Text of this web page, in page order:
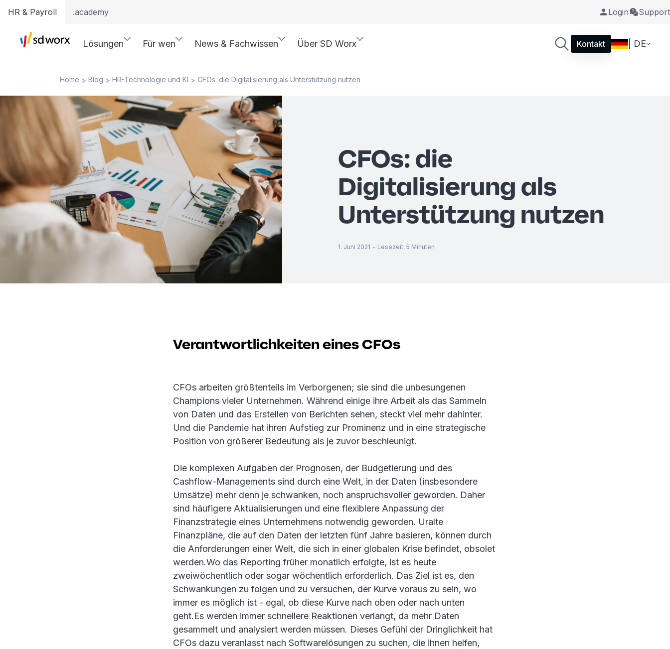
HR & Payroll .academy Login Support
Lösungen Für wen News & Fachwissen Über SD Worx Kontakt | DE
Home > Blog > HR-Technologie und KI > CFOs: die Digitalisierung als Unterstützung nutzen
CFOs: die
Digitalisierung als
Unterstützung nutzen
1. Juni 2021 - Lesezeit: 5 Minuten
Verantwortlichkeiten eines CFOs
CFOs arbeiten größtenteils im Verborgenen; sie sind die unbesungenen
Champions vieler Unternehmen. Während einige ihre Arbeit als das Sammeln
von Daten und das Erstellen von Berichten sehen, steckt viel mehr dahinter.
Und die Pandemie hat ihren Aufstieg zur Prominenz und in eine strategische
Position von größerer Bedeutung als je zuvor beschleunigt.
Die komplexen Aufgaben der Prognosen, der Budgetierung und des
Cashflow-Managements sind durch eine Welt, in der Daten (insbesondere
Umsätze) mehr denn je schwanken, noch anspruchsvoller geworden. Daher
sind häufigere Aktualisierungen und eine flexiblere Anpassung der
Finanzstrategie eines Unternehmens notwendig geworden. Uralte
Finanzpläne, die auf den Daten der letzten fünf Jahre basieren, können durch
die Anforderungen einer Welt, die sich in einer globalen Krise befindet, obsolet
werden.Wo das Reporting früher monatlich erfolgte, ist es heute
zweiwöchentlich oder sogar wöchentlich erforderlich. Das Ziel ist es, den
Schwankungen zu folgen und zu versuchen, der Kurve voraus zu sein, wo
immer es möglich ist - egal, ob diese Kurve nach oben oder nach unten
geht.Es werden immer schnellere Reaktionen verlangt, da mehr Daten
gesammelt und analysiert werden müssen. Dieses Gefühl der Dringlichkeit hat
CFOs dazu veranlasst nach Softwarelösungen zu suchen, die ihnen helfen,